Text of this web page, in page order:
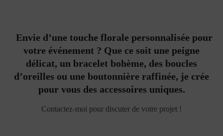
Envie d’une touche florale personnalisée pour
votre événement ? Que ce soit une peigne
délicat, un bracelet bohème, des boucles
d’oreilles ou une boutonnière raffinée, je crée
pour vous des accessoires uniques.
Contactez-moi pour discuter de votre projet !